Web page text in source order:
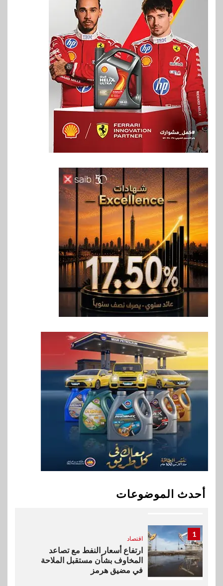
أحدث الموضوعات
6
بنوك
بنك QNB مصر يعزز جاهزية
المشروعات الصغيرة والمتوسطة
للنمو والتوسع
7 اخبار
فيكسد مصر و”حلول” تتشاركان
في تطوير أول منصة للسياحة
الصحية في مصر والشرق الأوسط
وأفريقيا Tour4Cure
8
سوق وصلة
هواوي: هاتف nova 15
Max بطارية ضخمة وتصميم متين
جهازًا مثاليًا للشباب
9 اقتصاد
إي اف چي فاينانس تستعرض
خطط نمو «بلد» لتعزيز حضورها
في سوق تحويلات المصريين
بالخارج
بيان توضيحي صادر عن شركة
ناتجاس
1
اقتصاد
ارتفاع أسعار النفط مع تصاعد
المخاوف بشأن مستقبل الملاحة
في مضيق هرمز